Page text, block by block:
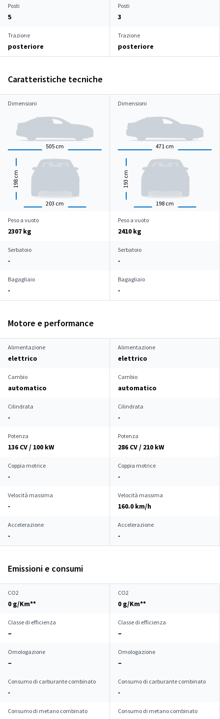
Posti
5
Posti
3
Trazione
posteriore
Trazione
posteriore
Caratteristiche tecniche
Dimensioni
505 cm
203 cm
198
cm
Dimensioni
471 cm
198 cm
193
cm
Peso a vuoto
2307 kg
Peso a vuoto
2410 kg
Serbatoio
-
Serbatoio
-
Bagagliaio
-
Bagagliaio
-
Motore e performance
Alimentazione
elettrico
Alimentazione
elettrico
Cambio
automatico
Cambio
automatico
Cilindrata
-
Cilindrata
-
Potenza
136 CV / 100 kW
Potenza
286 CV / 210 kW
Coppia motrice
-
Coppia motrice
-
Velocità massima
-
Velocità massima
160.0 km/h
Accelerazione
-
Accelerazione
-
Emissioni e consumi
CO2
0 g/Km**
CO2
0 g/Km**
Classe di efficienza
–
Classe di efficienza
–
Omologazione
–
Omologazione
–
Consumo di carburante combinato
-
Consumo di carburante combinato
-
Consumo di metano combinato Consumo di metano combinato